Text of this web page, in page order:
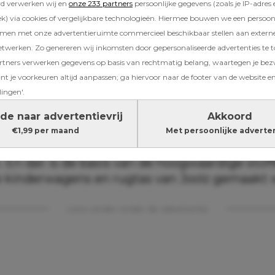
verwerken wij en onze 233 partners persoonlijke gegevens (zoals je IP-adres
via cookies of vergelijkbare technologieën. Hiermee bouwen we een
met onze advertentieruimte commercieel beschikbaar stellen aan
Zo genereren wij inkomsten door gepersonaliseerde advertenties te
verwerken gegevens op basis van rechtmatig belang, waartegen je
je voorkeuren altijd aanpassen; ga hiervoor naar de footer van de website
naar advertentievrij
€1,99 per maand
Akkoord
Met persoonlijke
van plastic flessen
er miljoenen (!) plastic flessen
Joolz. Daarom lanceren ze
en rugtassen gemaakt van
dat werkt? Een recyclingbedrijf
maakt ze schoon en versnippert ze.
omgesmolten tot pellets waar ze
En dat is de basis van de hoogwaardige
kinderwagens en rugtas van Joolz gemaakt